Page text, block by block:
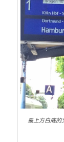
最上方白底的